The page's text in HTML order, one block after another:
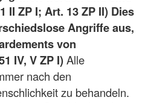
II ZP I; Art. 13 ZP II) Dies
Angriffe aus,
von
IV, V ZP I)Alle
nach den
zu behandeln.